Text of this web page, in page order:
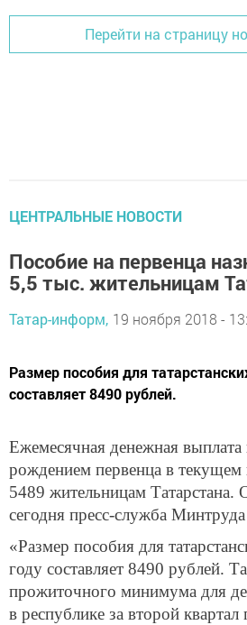
Перейти на страницу
ЦЕНТРАЛЬНЫЕ НОВОСТИ
Пособие на первенца
5,5 тыс. жительницам
Татар-информ, 19 ноября 2018 -
Размер пособия для
составляет 8490 рублей.
Ежемесячная денежная выплата
рождением первенца в текущем
5489 жительницам Татарстана.
сегодня пресс-служба
«Размер пособия для
году составляет 8490 рублей.
прожиточного минимума для
в республике за второй